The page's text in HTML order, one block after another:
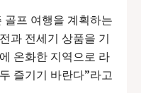
골프 여행을 계획하는
과 전세기 상품을 기
온화한 지역으로 라
즐기기 바란다”라고